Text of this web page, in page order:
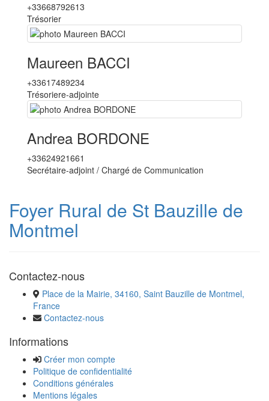
+33668792613
Trésorier
Maureen BACCI
+33617489234
Trésoriere-adjointe
Andrea BORDONE
+33624921661
Secrétaire-adjoint / Chargé de Communication
Foyer Rural de St Bauzille de
Montmel
Contactez-nous
Place de la Mairie, 34160, Saint Bauzille de Montmel,
France
Contactez-nous
Informations
Créer mon compte
Politique de confidentialité
Conditions générales
Mentions légales